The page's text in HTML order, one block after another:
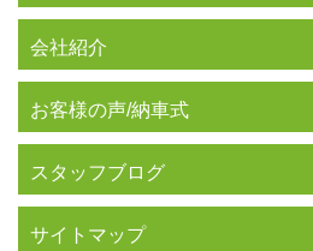
会社紹介
お客様の声/納車式
スタッフブログ
サイトマップ